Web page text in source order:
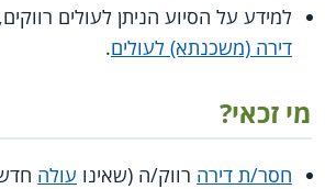
למידע על הסיוע הניתן לעולים
דירה (משכנתא) לעולים.
מי זכאי?
חסר/ת דירה רווק/ה (שאינו עולה